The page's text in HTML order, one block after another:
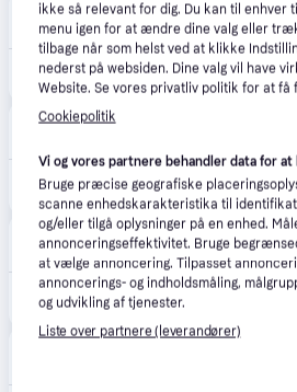
KitchenOne 5.0(2)
Fri fragt
Ninja BN750EU 2-In-1 Foodi Blender
Coolshop
Ninja - Blender med Auto-iQ - 2-i-1 - Fri fragt og klar til levering - Prismatch
CS MEGASTORE
Fri fragt,4-5 dage
ikke så relevant for dig. Du kan til enhver
menu igen for at ændre dine valg eller
tilbage når som helst ved at klikke
nederst på websiden. Dine valg vil have
Website. Se vores privatliv politik for at få
Cookiepolitik
Vi og vores partnere behandler data for at
Bruge præcise geografiske
scanne enhedskarakteristika til
og/eller tilgå oplysninger på en enhed.
annonceringseffektivitet. Bruge
at vælge annoncering. Tilpasset
annoncerings- og indholdsmåling,
og udvikling af tjenester.
Liste over partnere (leverandører)